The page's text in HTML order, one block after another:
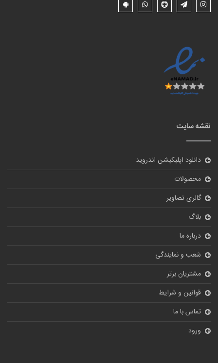
نقشه سایت
دانلود اپلیکیشن اندروید
محصولات
گالری تصاویر
بلاگ
درباره ما
شعب و نمایندگی
مشتریان برتر
قوانین و شرایط
تماس با ما
ورود